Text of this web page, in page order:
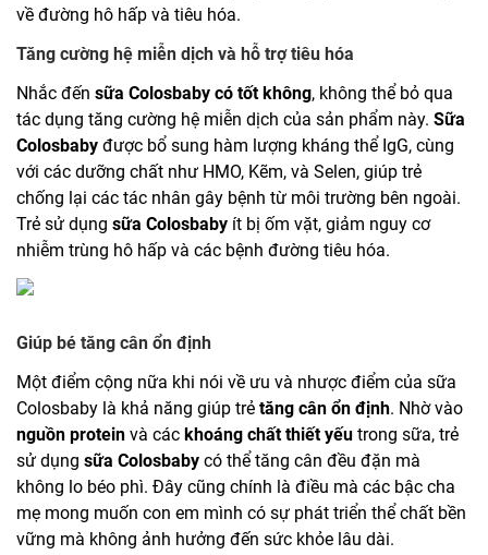
về đường hô hấp và tiêu hóa.
Tăng cường hệ miễn dịch và hỗ trợ tiêu hóa
Nhắc đến sữa Colosbaby có tốt không, không thể bỏ qua
tác dụng tăng cường hệ miễn dịch của sản phẩm này. Sữa
Colosbaby được bổ sung hàm lượng kháng thể IgG, cùng
với các dưỡng chất như HMO, Kẽm, và Selen, giúp trẻ
chống lại các tác nhân gây bệnh từ môi trường bên ngoài.
Trẻ sử dụng sữa Colosbaby ít bị ốm vặt, giảm nguy cơ
nhiễm trùng hô hấp và các bệnh đường tiêu hóa.
Giúp bé tăng cân ổn định
Một điểm cộng nữa khi nói về ưu và nhược điểm của sữa
Colosbaby là khả năng giúp trẻ tăng cân ổn định. Nhờ vào
nguồn protein và các khoáng chất thiết yếu trong sữa, trẻ
sử dụng sữa Colosbaby có thể tăng cân đều đặn mà
không lo béo phì. Đây cũng chính là điều mà các bậc cha
mẹ mong muốn con em mình có sự phát triển thể chất bền
vững mà không ảnh hưởng đến sức khỏe lâu dài.